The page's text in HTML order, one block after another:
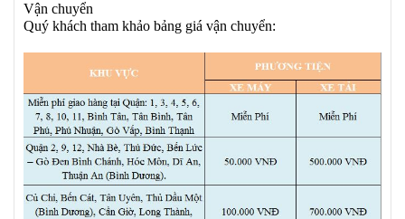
Vận chuyển
Quý khách tham khảo bảng giá vận chuyển: